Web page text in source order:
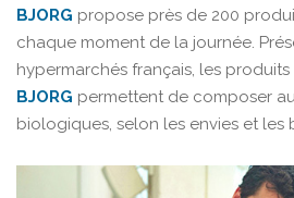
BJORG propose près de 200
chaque moment de la journée.
hypermarchés français, les produits
BJORG permettent de composer
biologiques, selon les envies et les